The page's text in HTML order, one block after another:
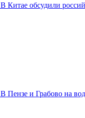
В Китае обсудили
В Пензе и Грабово на